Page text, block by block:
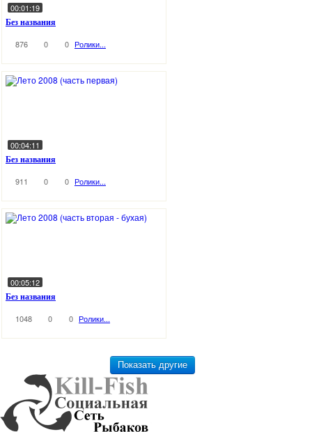
00:01:19
Без названия
876 0 0 Ролики...
00:04:11
Без названия
911 0 0 Ролики...
00:05:12
Без названия
1048 0 0 Ролики...